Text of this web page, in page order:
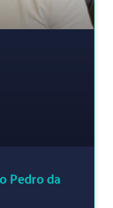
Pedro da